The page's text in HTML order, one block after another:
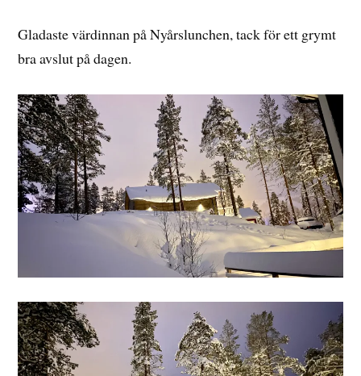
Gladaste värdinnan på Nyårslunchen, tack för ett grymt
bra avslut på dagen.